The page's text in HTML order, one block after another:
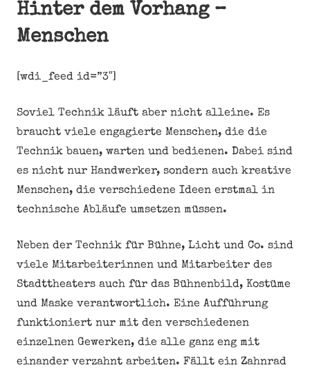
Hinter dem Vorhang –
Menschen
[wdi_feed id=”3″]
Soviel Technik läuft aber nicht alleine. Es
braucht viele engagierte Menschen, die die
Technik bauen, warten und bedienen. Dabei sind
es nicht nur Handwerker, sondern auch kreative
Menschen, die verschiedene Ideen erstmal in
technische Abläufe umsetzen müssen.
Neben der Technik für Bühne, Licht und Co. sind
viele Mitarbeiterinnen und Mitarbeiter des
Stadttheaters auch für das Bühnenbild, Kostüme
und Maske verantwortlich. Eine Aufführung
funktioniert nur mit den verschiedenen
einzelnen Gewerken, die alle ganz eng mit
einander verzahnt arbeiten. Fällt ein Zahnrad